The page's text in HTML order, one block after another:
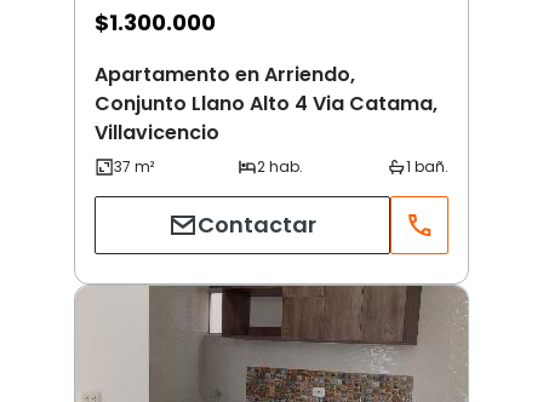
$1.300.000
Apartamento en Arriendo,
Conjunto Llano Alto 4 Via Catama,
Villavicencio
Contactar